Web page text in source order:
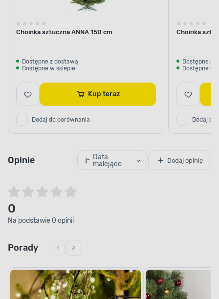
Choinka sztuczna ANNA 150 cm
Dostępne z dostawą
Dostępne w sklepie
Kup teraz
Dodaj do porównania
Choinka
Dostępne z
Dostępne w
Dodaj do
Opinie
Data
malejąco
Dodaj opinię
0
Na podstawie 0 opinii
Porady